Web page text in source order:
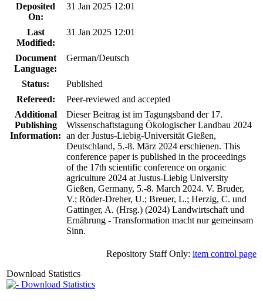
Deposited
On:
31 Jan 2025 12:01
Last
Modified:
31 Jan 2025 12:01
Document
Language:
German/Deutsch
Status:
Published
Refereed:
Peer-reviewed and accepted
Additional
Publishing
Information:
Dieser Beitrag ist im Tagungsband der 17.
Wissenschaftstagung Ökologischer Landbau 2024
an der Justus-Liebig-Universität Gießen,
Deutschland, 5.-8. März 2024 erschienen. This
conference paper is published in the proceedings
of the 17th scientific conference on organic
agriculture 2024 at Justus-Liebig University
Gießen, Germany, 5.-8. March 2024. V. Bruder,
V.; Röder-Dreher, U.; Breuer, L.; Herzig, C. und
Gattinger, A. (Hrsg.) (2024) Landwirtschaft und
Ernährung - Transformation macht nur gemeinsam
Sinn.
Repository Staff Only: item control page
Download Statistics
Download Statistics